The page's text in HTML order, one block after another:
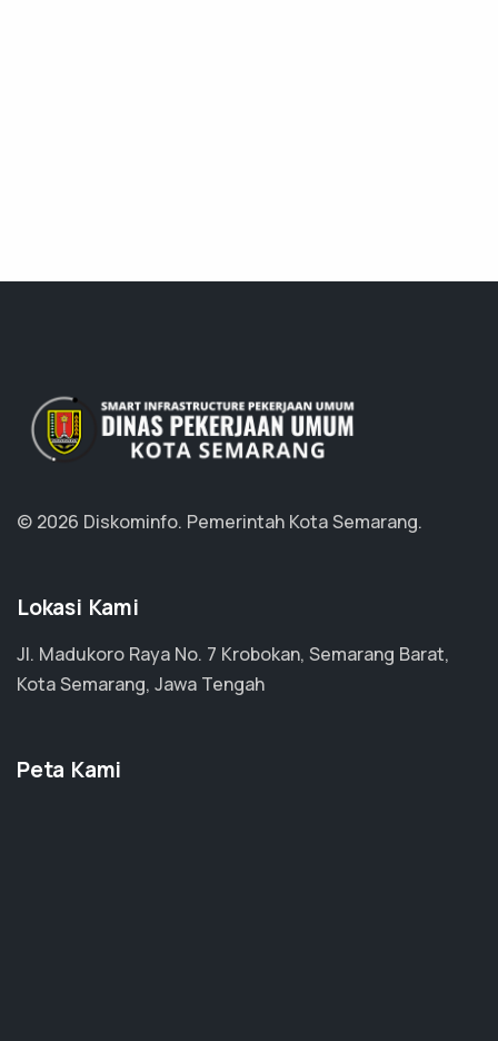
© 2026 Diskominfo. Pemerintah Kota Semarang.
Lokasi Kami
Jl. Madukoro Raya No. 7 Krobokan, Semarang Barat,
Kota Semarang, Jawa Tengah
Peta Kami